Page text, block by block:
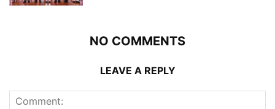
NO COMMENTS
LEAVE A REPLY